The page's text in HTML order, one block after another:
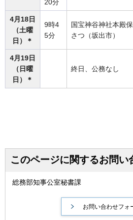
20分
4月18日
（土曜
日）＊
9時4
5分
国宝神谷神社本殿
さつ（坂出市）
4月19日
（日曜
日）＊
終日、公務なし
このページに関するお問い
総務部知事公室秘書課